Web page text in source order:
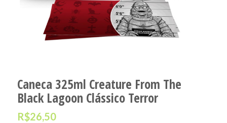
Caneca 325ml Creature From The
Black Lagoon Clássico Terror
R$26,50